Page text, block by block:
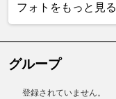
フォトをもっと見る
グループ
登録されていません。